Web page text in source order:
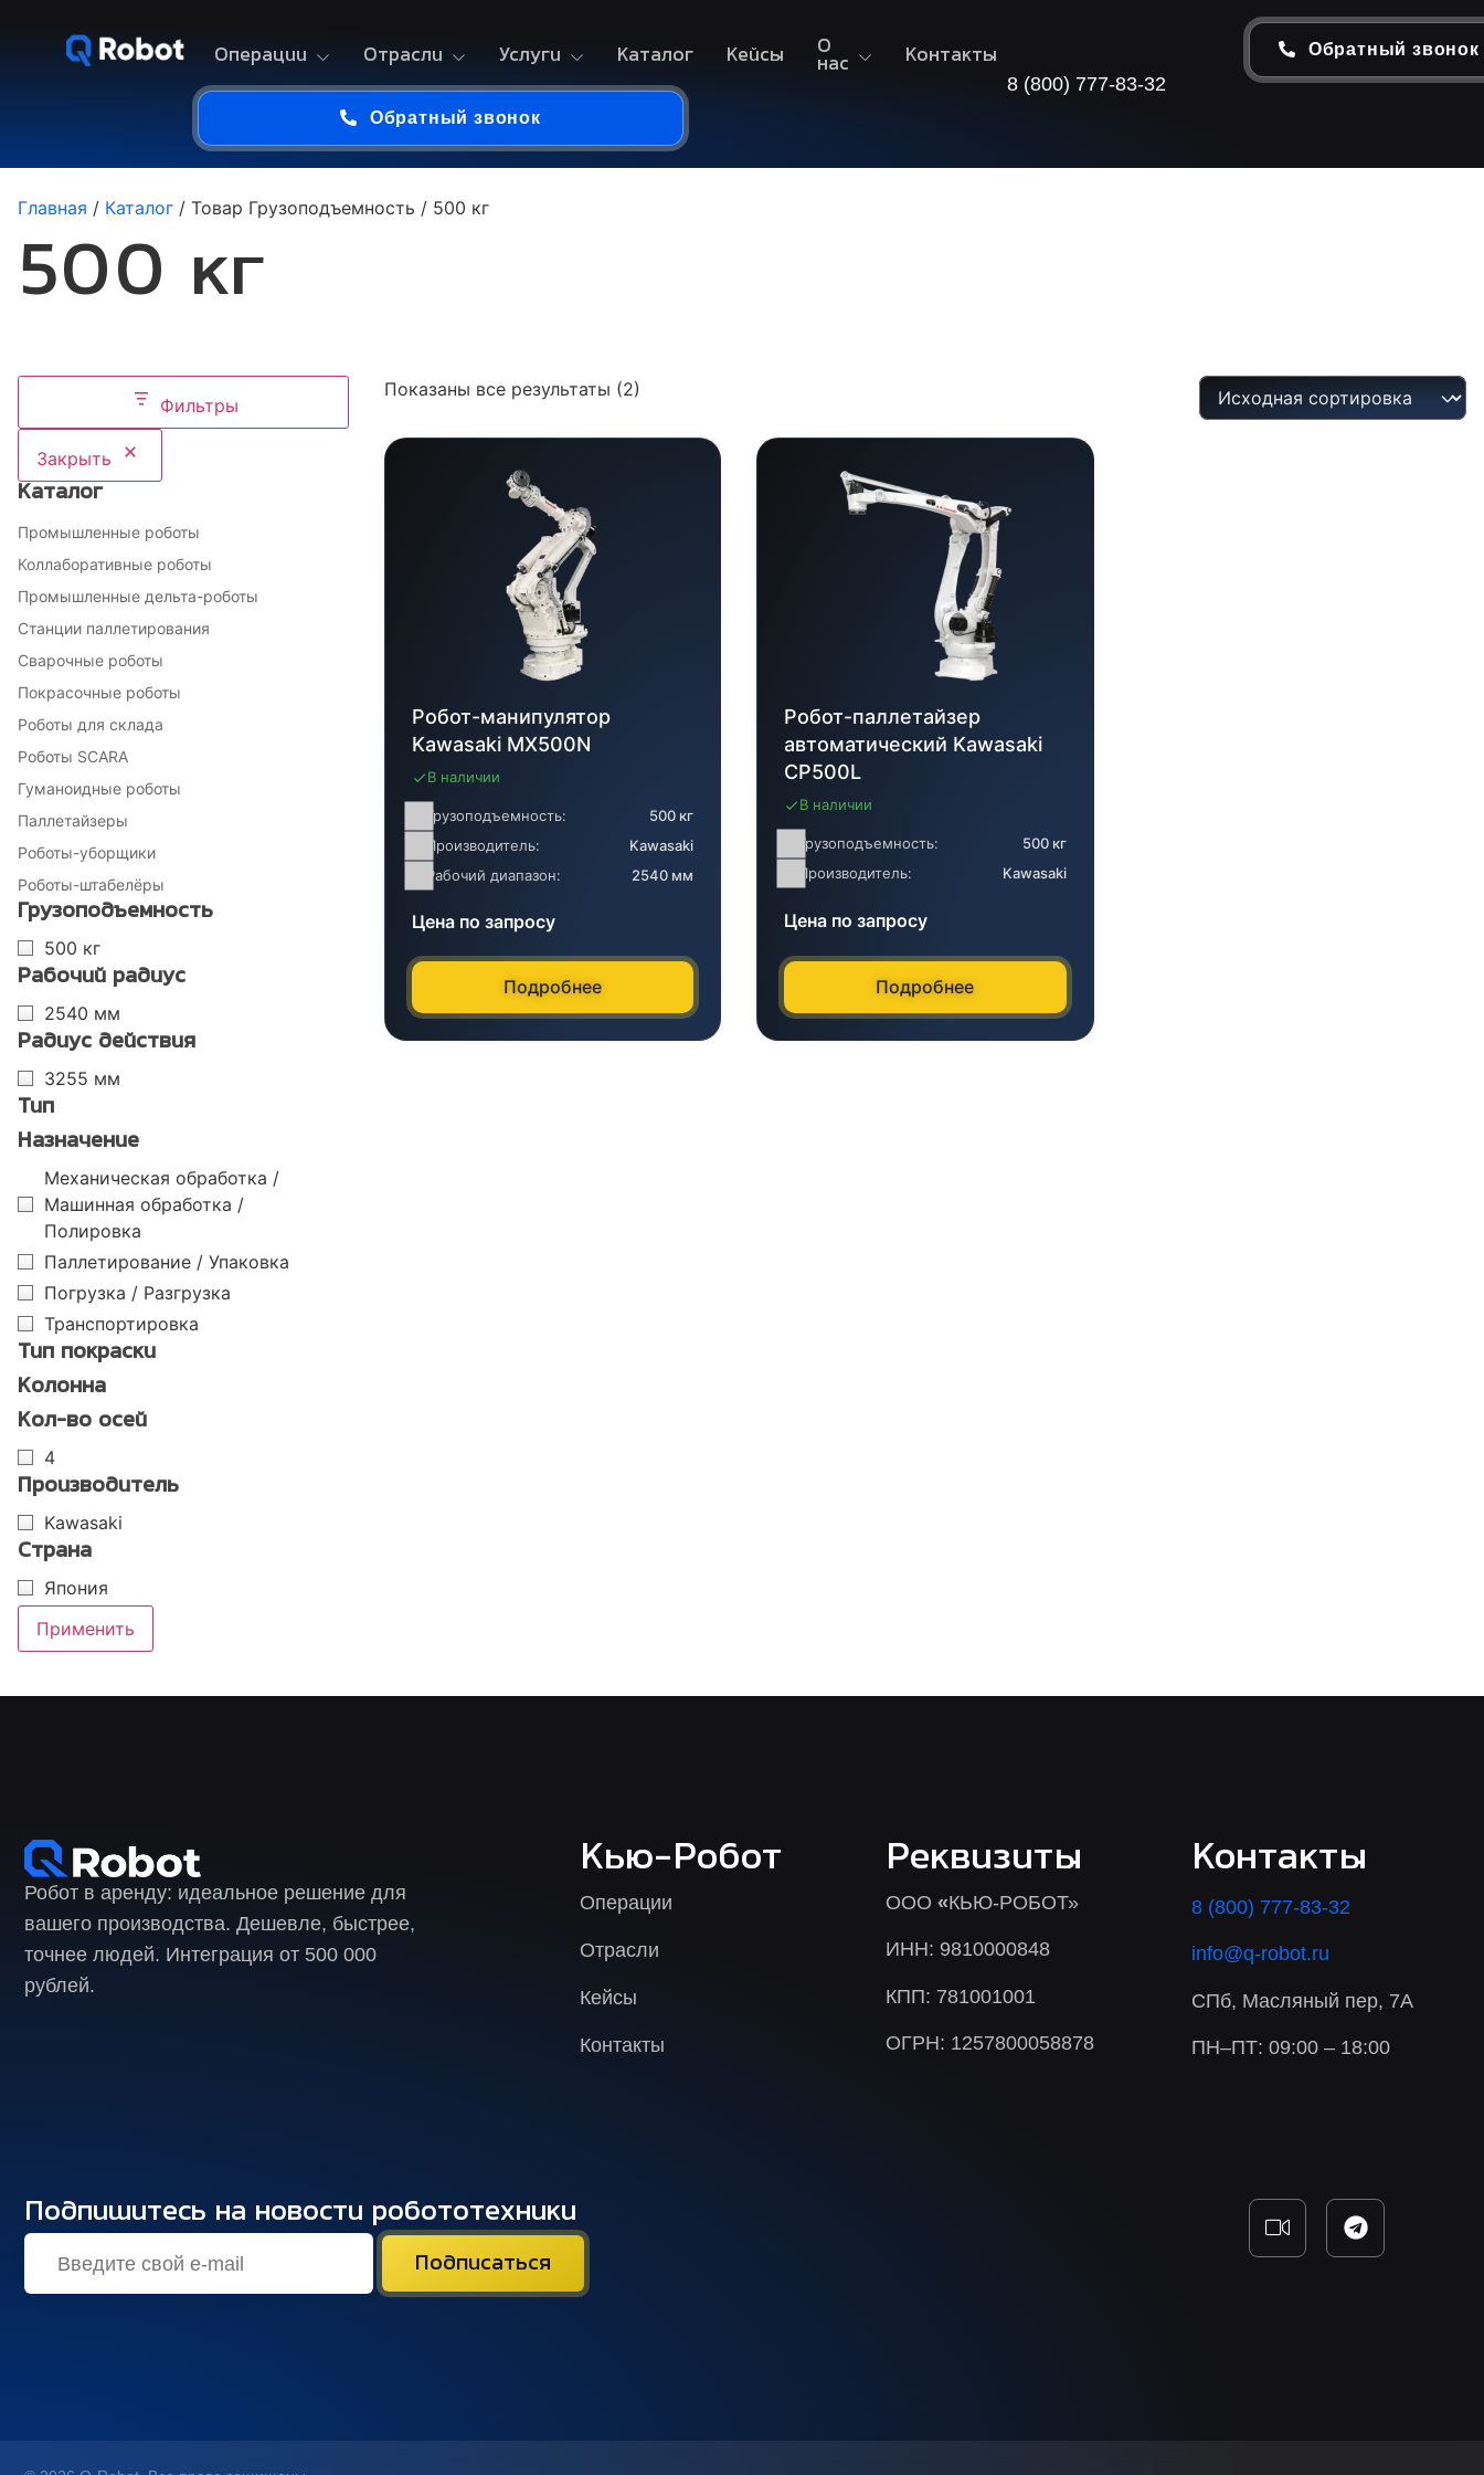
Операции Отрасли Услуги Каталог Кейсы
О
нас
Контакты
Обратный звонок
8 (800) 777-83-32
Обратный звонок
Главная / Каталог / Товар Грузоподъемность / 500 кг
500 кг
Фильтры
Закрыть
Каталог
Промышленные роботы
Коллаборативные роботы
Промышленные дельта-роботы
Станции паллетирования
Сварочные роботы
Покрасочные роботы
Роботы для склада
Роботы SCARA
Гуманоидные роботы
Паллетайзеры
Роботы-уборщики
Роботы-штабелёры
Грузоподъемность
500 кг
Рабочий радиус
2540 мм
Радиус действия
3255 мм
Тип
Назначение
Механическая обработка /
Машинная обработка /
Полировка
Паллетирование / Упаковка
Погрузка / Разгрузка
Транспортировка
Тип покраски
Колонна
Кол-во осей
4
Производитель
Kawasaki
Страна
Япония
Применить
Показаны все результаты (2)
Робот-манипулятор
Kawasaki MX500N
В наличии
Грузоподъемность:
500 кг
Производитель:
Kawasaki
Рабочий диапазон:
2540 мм
Цена по запросу
Подробнее
Робот-паллетайзер
автоматический Kawasaki
CP500L
В наличии
Грузоподъемность:
500 кг
Производитель:
Kawasaki
Цена по запросу
Подробнее
Робот в аренду: идеальное решение для
вашего производства. Дешевле, быстрее,
точнее людей. Интеграция от 500 000
рублей.
Кью-Робот
Операции
Отрасли
Кейсы
Контакты
Реквизиты
ООО«КЬЮ-РОБОТ»
ИНН: 9810000848
КПП: 781001001
ОГРН: 1257800058878
Контакты
8 (800) 777-83-32
info@q-robot.ru
СПб, Масляный пер, 7А
ПН–ПТ: 09:00 – 18:00
Подпишитесь на новости робототехники